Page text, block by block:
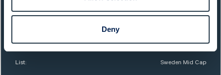
Deny
Website: www.midsona.com
List: Sweden Mid Cap